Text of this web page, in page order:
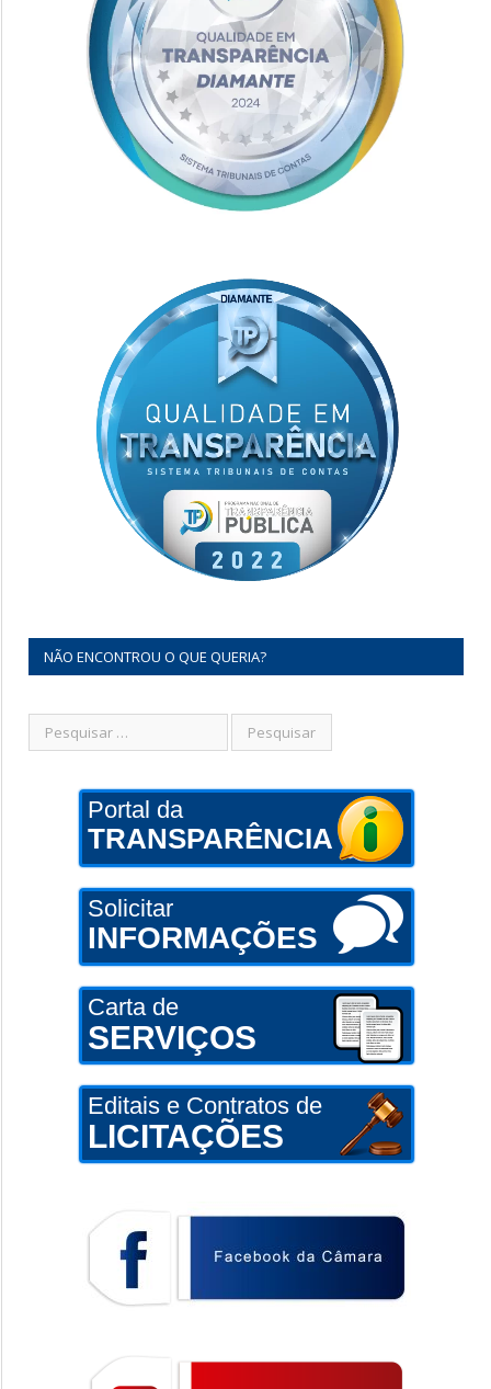
NÃO ENCONTROU O QUE QUERIA?
Portal da
TRANSPARÊNCIA
Solicitar
INFORMAÇÕES
Carta de
SERVIÇOS
Editais e Contratos de
LICITAÇÕES